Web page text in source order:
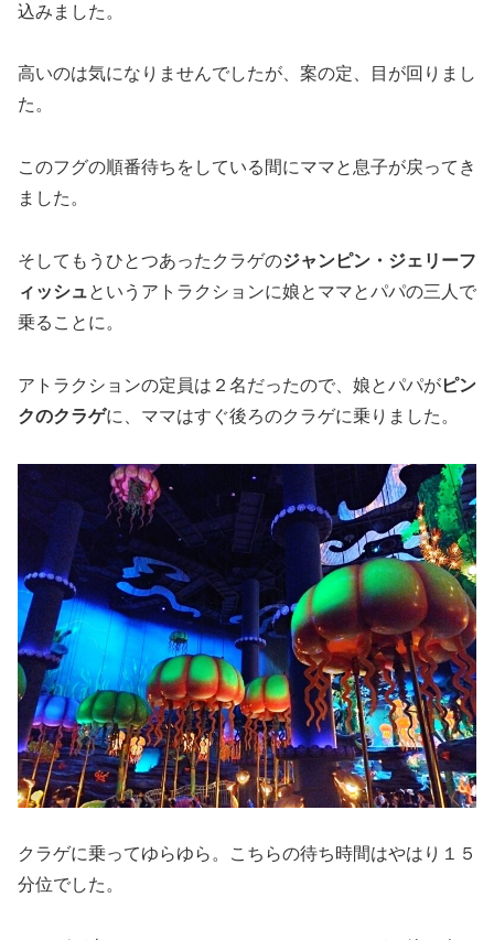
込みました。
高いのは気になりませんでしたが、案の定、目が回りまし
た。
このフグの順番待ちをしている間にママと息子が戻ってき
ました。
そしてもうひとつあったクラゲのジャンピン・ジェリーフ
ィッシュというアトラクションに娘とママとパパの三人で
乗ることに。
アトラクションの定員は２名だったので、娘とパパがピン
クのクラゲに、ママはすぐ後ろのクラゲに乗りました。
クラゲに乗ってゆらゆら。こちらの待ち時間はやはり１５
分位でした。